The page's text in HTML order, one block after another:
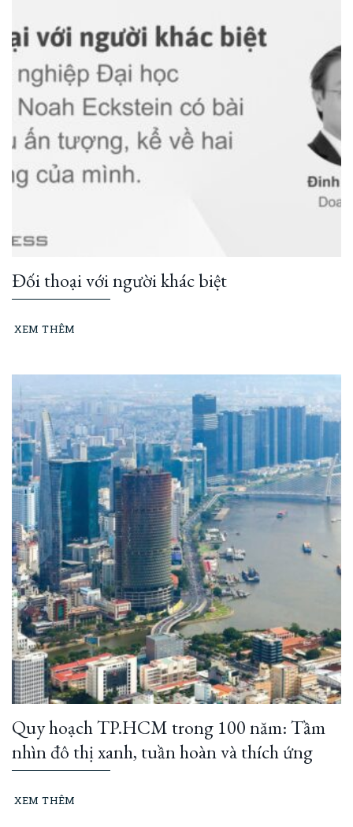
Đối thoại với người khác biệt
XEM THÊM
Quy hoạch TP.HCM trong 100 năm: Tầm
nhìn đô thị xanh, tuần hoàn và thích ứng
XEM THÊM